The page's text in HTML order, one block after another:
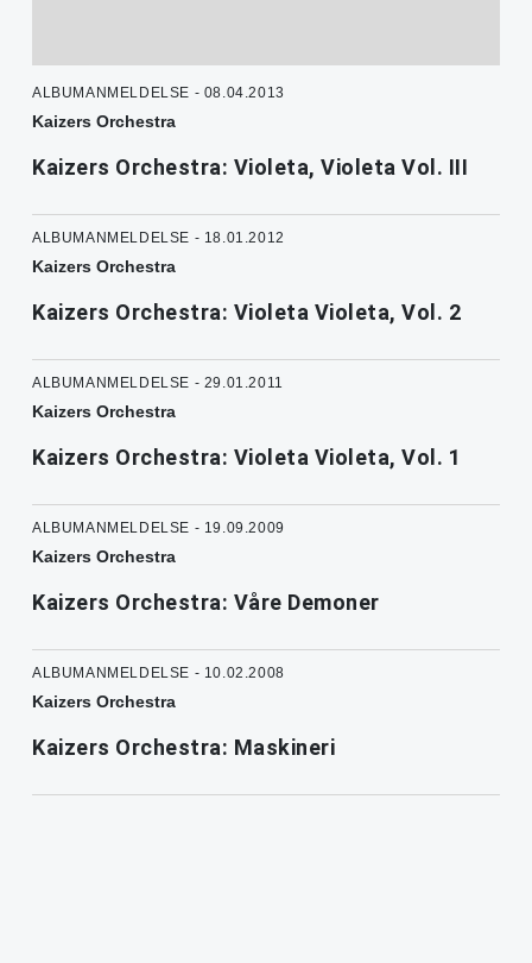
ALBUMANMELDELSE - 08.04.2013
Kaizers Orchestra
Kaizers Orchestra: Violeta, Violeta Vol. III
ALBUMANMELDELSE - 18.01.2012
Kaizers Orchestra
Kaizers Orchestra: Violeta Violeta, Vol. 2
ALBUMANMELDELSE - 29.01.2011
Kaizers Orchestra
Kaizers Orchestra: Violeta Violeta, Vol. 1
ALBUMANMELDELSE - 19.09.2009
Kaizers Orchestra
Kaizers Orchestra: Våre Demoner
ALBUMANMELDELSE - 10.02.2008
Kaizers Orchestra
Kaizers Orchestra: Maskineri